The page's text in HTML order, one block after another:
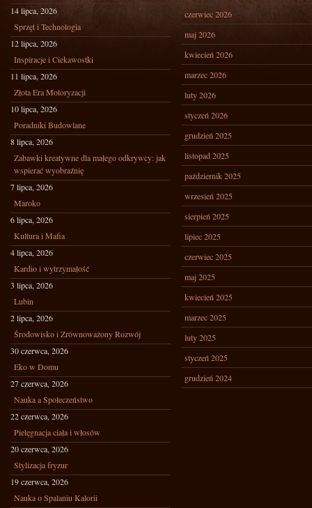
14 lipca, 2026
Sprzęt i Technologia
12 lipca, 2026
Inspiracje i Ciekawostki
11 lipca, 2026
Złota Era Motoryzacji
10 lipca, 2026
Poradniki Budowlane
8 lipca, 2026
Zabawki kreatywne dla małego odkrywcy: jak
wspierać wyobraźnię
7 lipca, 2026
Maroko
6 lipca, 2026
Kultura i Mafia
4 lipca, 2026
Kardio i wytrzymałość
3 lipca, 2026
Lubin
2 lipca, 2026
Środowisko i Zrównoważony Rozwój
30 czerwca, 2026
Eko w Domu
27 czerwca, 2026
Nauka a Społeczeństwo
22 czerwca, 2026
Pielęgnacja ciała i włosów
20 czerwca, 2026
Stylizacja fryzur
19 czerwca, 2026
Nauka o Spalaniu Kalorii
czerwiec 2026
maj 2026
kwiecień 2026
marzec 2026
luty 2026
styczeń 2026
grudzień 2025
listopad 2025
październik 2025
wrzesień 2025
sierpień 2025
lipiec 2025
czerwiec 2025
maj 2025
kwiecień 2025
marzec 2025
luty 2025
styczeń 2025
grudzień 2024